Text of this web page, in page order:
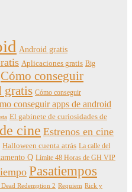
Android gratis
Aplicaciones gratis Big
Cómo conseguir
gratis Cómo conseguir
conseguir apps de android
El gabinete de curiosidades de
cine Estrenos en cine
Halloween cuenta atrás La calle del
Q Límite 48 Horas de GH VIP
Pasatiempos
Dead Redemption 2 Requiem Rick y